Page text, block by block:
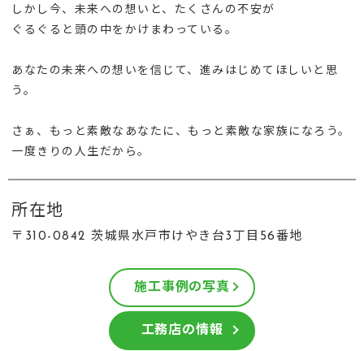
しかし今、未来への想いと、たくさんの不安が
ぐるぐると頭の中をかけまわっている。
あなたの未来への想いを信じて、進みはじめてほしいと思
う。
さぁ、もっと素敵なあなたに、もっと素敵な家族になろう。
一度きりの人生だから。
所在地
〒310-0842 茨城県水戸市けやき台3丁目56番地
施工事例の写真
工務店の情報